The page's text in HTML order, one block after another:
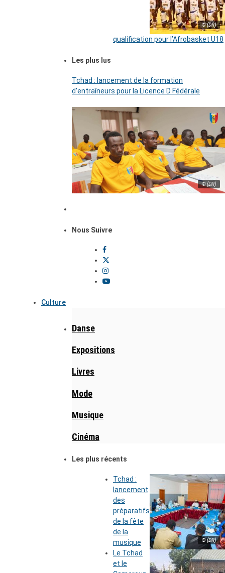
© (DR)
qualification pour l’Afrobasket U18
Les plus lus
Tchad : lancement de la formation
d’entraîneurs pour la Licence D Fédérale
© (DR)
Nous Suivre
Culture
Danse
Expositions
Livres
Mode
Musique
Cinéma
Les plus récents
© (DR)
Tchad :
lancement
des
préparatifs
de la fête
de la
musique
Le Tchad
et le